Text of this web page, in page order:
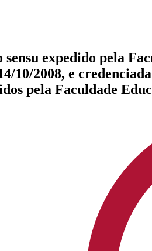
expedido pela
10/2008, e
pela Faculdade